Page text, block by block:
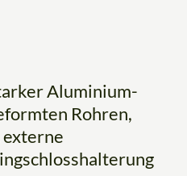
Aluminium-
Rohren,